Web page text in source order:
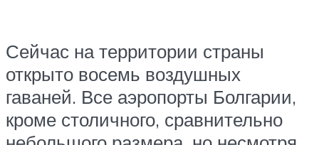
Сейчас на территории страны
открыто восемь воздушных
гаваней. Все аэропорты Болгарии,
кроме столичного, сравнительно